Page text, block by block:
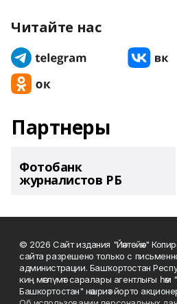
Читайте нас
Партнеры
Фотобанк
журналистов РБ
© 2026 Сайт издания "Йәнтөйәк"
сайта разрешено только с
администрации. Башҡортостан
киң мәғлүмәт саралары агентлығы
Башкортостан" нәшриәт йорто